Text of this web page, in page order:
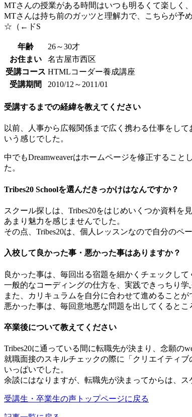
MTさんの授業がある時間はいつも明るくて楽しく
MTさんは持ち前のガッツと理解力で、こちらが予
☆（←ドS
年齢
26～30才
お住まい
名古屋市西区
受講コース HTMLコーダー養成講座
受講期間
2010/12～2011/01
受講するまでの経緯を教えてください
以前、人事から広報関係まで広く携わる仕事をして
いう感じでした。
中でもDreamweaverはホームページを修正するこ
た。
Tribes20 Schoolを選んだきっかけはなんですか？
スクール探しは、Tribes20をはじめいくつか資料
あまり魅力を感じませんでした。
その点、Tribes20は、個人レッスンなので自分のペ
入校して良かった事・悪かった事はありますか？
良かった事は、毎回出る宿題を細かくチェックし
一般的なコーディングの仕方を、実践できっちり学
また、カリキュラムを自分に合わせて進めること
悪かった事は、毎回意地悪な問題を出してくると
卒業後について教えてください
Tribes20に通っている間に転職先が決まり、念願の
就職面接のスキルチェックの際に「クリエイティ
いっぱいでした。
余談にはなりますが、転職先が決まってからは、
受講生・卒業生の声トップページに戻る